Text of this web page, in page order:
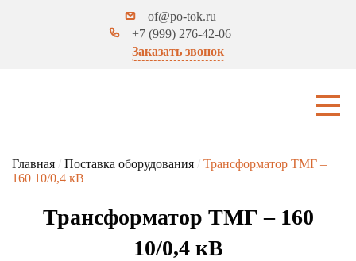
of@po-tok.ru
+7 (999) 276-42-06
Заказать звонок
Главная / Поставка оборудования / Трансформатор ТМГ –
160 10/0,4 кВ
Трансформатор ТМГ – 160
10/0,4 кВ